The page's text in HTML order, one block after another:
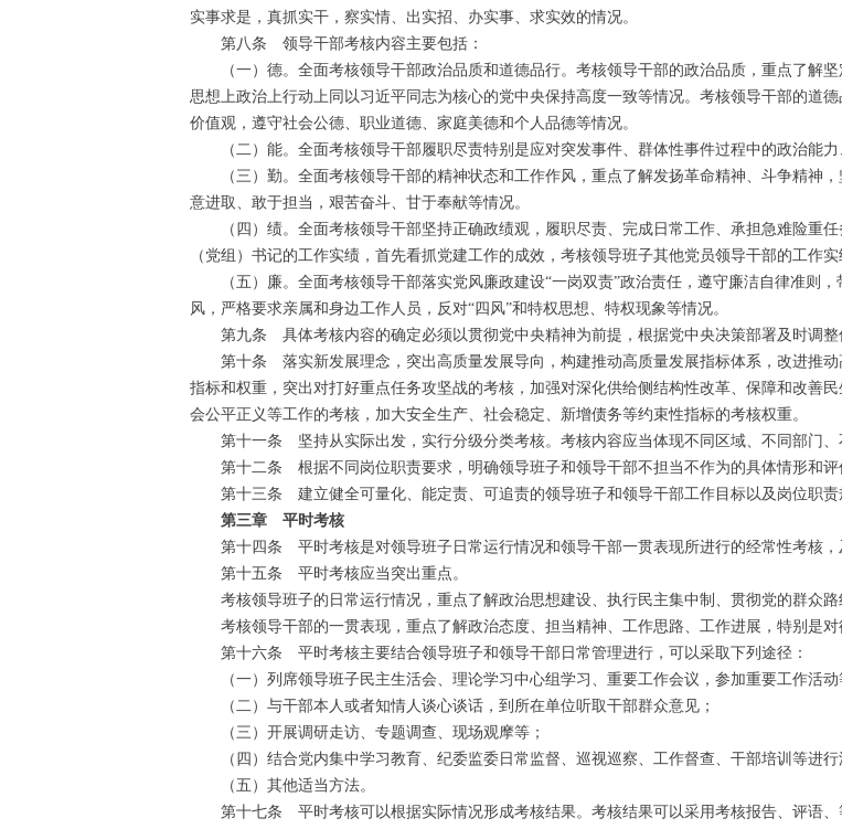
实事求是，真抓实干，察实情、出实招、办实事、求实效的情况。
第八条 领导干部考核内容主要包括：
（一）德。全面考核领导干部政治品质和道德品行。考核领导干部的政治品质，重点了解
思想上政治上行动上同以习近平同志为核心的党中央保持高度一致等情况。考核领导干部的道
价值观，遵守社会公德、职业道德、家庭美德和个人品德等情况。
（二）能。全面考核领导干部履职尽责特别是应对突发事件、群体性事件过程中的政治能力
（三）勤。全面考核领导干部的精神状态和工作作风，重点了解发扬革命精神、斗争精神，
意进取、敢于担当，艰苦奋斗、甘于奉献等情况。
（四）绩。全面考核领导干部坚持正确政绩观，履职尽责、完成日常工作、承担急难险重
（党组）书记的工作实绩，首先看抓党建工作的成效，考核领导班子其他党员领导干部的工作
（五）廉。全面考核领导干部落实党风廉政建设“一岗双责”政治责任，遵守廉洁自律准则，
风，严格要求亲属和身边工作人员，反对“四风”和特权思想、特权现象等情况。
第九条 具体考核内容的确定必须以贯彻党中央精神为前提，根据党中央决策部署及时调整
第十条 落实新发展理念，突出高质量发展导向，构建推动高质量发展指标体系，改进推动
指标和权重，突出对打好重点任务攻坚战的考核，加强对深化供给侧结构性改革、保障和改善
会公平正义等工作的考核，加大安全生产、社会稳定、新增债务等约束性指标的考核权重。
第十一条 坚持从实际出发，实行分级分类考核。考核内容应当体现不同区域、不同部门、
第十二条 根据不同岗位职责要求，明确领导班子和领导干部不担当不作为的具体情形和评
第十三条 建立健全可量化、能定责、可追责的领导班子和领导干部工作目标以及岗位职责
第三章 平时考核
第十四条 平时考核是对领导班子日常运行情况和领导干部一贯表现所进行的经常性考核，
第十五条 平时考核应当突出重点。
考核领导班子的日常运行情况，重点了解政治思想建设、执行民主集中制、贯彻党的群众路
考核领导干部的一贯表现，重点了解政治态度、担当精神、工作思路、工作进展，特别是对
第十六条 平时考核主要结合领导班子和领导干部日常管理进行，可以采取下列途径：
（一）列席领导班子民主生活会、理论学习中心组学习、重要工作会议，参加重要工作活动
（二）与干部本人或者知情人谈心谈话，到所在单位听取干部群众意见；
（三）开展调研走访、专题调查、现场观摩等；
（四）结合党内集中学习教育、纪委监委日常监督、巡视巡察、工作督查、干部培训等进行
（五）其他适当方法。
第十七条 平时考核可以根据实际情况形成考核结果。考核结果可以采用考核报告、评语、